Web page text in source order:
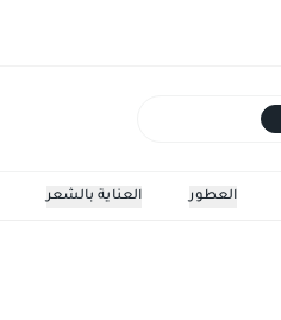
العناية بالشعر العطور